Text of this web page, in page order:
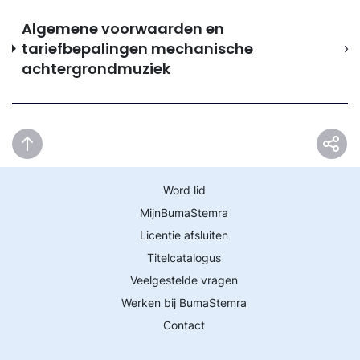
Algemene voorwaarden en
tariefbepalingen mechanische
achtergrondmuziek
Word lid
MijnBumaStemra
Licentie afsluiten
Titelcatalogus
Veelgestelde vragen
Werken bij BumaStemra
Contact